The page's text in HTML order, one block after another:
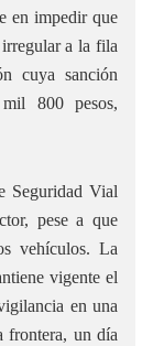
en impedir que
a la fila
cuya sanción
800 pesos,
Seguridad Vial
pese a que
vehículos. La
vigente el
en una
frontera, un día